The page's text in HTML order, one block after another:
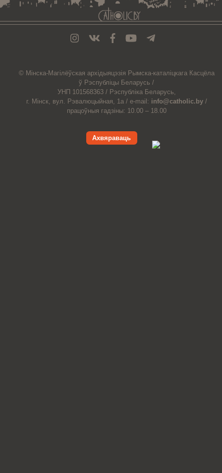
© Мiнска-Магiлёўская архiдыяцэзiя Рымска-каталіцкага Касцёла
ў Рэспубліцы Беларусь /
УНП 101568363 / Рэспубліка Беларусь,
г. Мінск, вул. Рэвалюцыйная, 1а / e-mail: info@catholic.by /
працоўныя гадзіны: 10.00 – 18.00
Ахвяраваць